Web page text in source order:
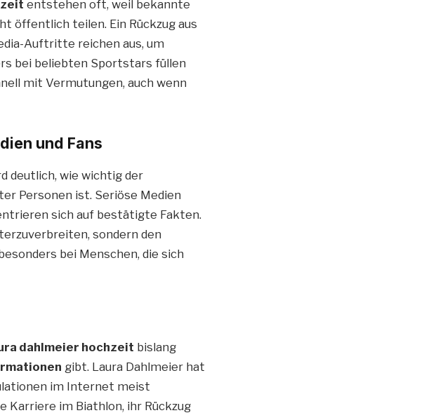
entstehen oft, weil bekannte
öffentlich teilen. Ein Rückzug aus
Auftritte reichen aus, um
bei beliebten Sportstars füllen
mit Vermutungen, auch wenn
und Fans
deutlich, wie wichtig der
Personen ist. Seriöse Medien
sich auf bestätigte Fakten.
sondern den
bei Menschen, die sich
dahlmeier hochzeit bislang
gibt. Laura Dahlmeier hat
im Internet meist
Karriere im Biathlon, ihr Rückzug